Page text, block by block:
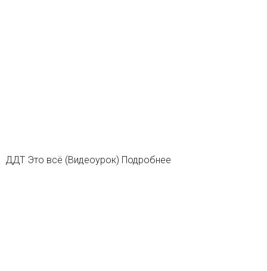
ДДТ Это всё (Видеоурок) Подробнее